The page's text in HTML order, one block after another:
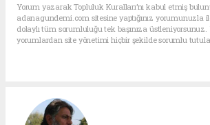
Yorum yazarak Topluluk Kuralları’nı kabul etmiş
adanagundemi.com sitesine yaptığınız yorumunuzla
dolaylı tüm sorumluluğu tek başınıza
yorumlardan site yönetimi hiçbir şekilde sorumlu